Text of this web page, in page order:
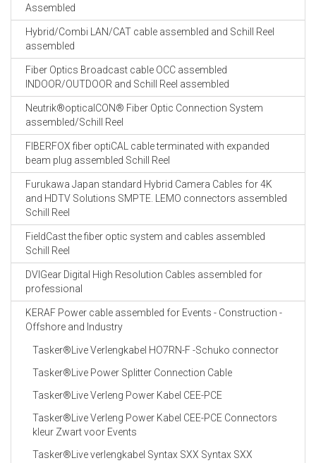
Assembled
Hybrid/Combi LAN/CAT cable assembled and Schill Reel
assembled
Fiber Optics Broadcast cable OCC assembled
INDOOR/OUTDOOR and Schill Reel assembled
Neutrik®opticalCON® Fiber Optic Connection System
assembled/Schill Reel
FIBERFOX fiber optiCAL cable terminated with expanded
beam plug assembled Schill Reel
Furukawa Japan standard Hybrid Camera Cables for 4K
and HDTV Solutions SMPTE. LEMO connectors assembled
Schill Reel
FieldCast the fiber optic system and cables assembled
Schill Reel
DVIGear Digital High Resolution Cables assembled for
professional
KERAF Power cable assembled for Events - Construction -
Offshore and Industry
Tasker®Live Verlengkabel HO7RN-F -Schuko connector
Tasker®Live Power Splitter Connection Cable
Tasker®Live Verleng Power Kabel CEE-PCE
Tasker®Live Verleng Power Kabel CEE-PCE Connectors
kleur Zwart voor Events
Tasker®Live verlengkabel Syntax SXX Syntax SXX